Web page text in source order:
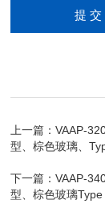
上一篇：VAAP-
型、棕色玻璃、
下一篇：VAAP-
型、棕色玻璃